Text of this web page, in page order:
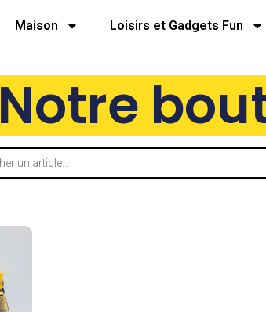
Maison Loisirs et Gadgets Fun
Notre